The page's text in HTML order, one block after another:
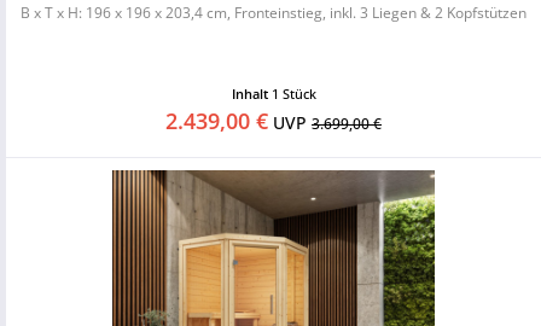
B x T x H: 196 x 196 x 203,4 cm, Fronteinstieg, inkl. 3 Liegen & 2 Kopfstützen
Inhalt 1 Stück
2.439,00 € UVP 3.699,00 €